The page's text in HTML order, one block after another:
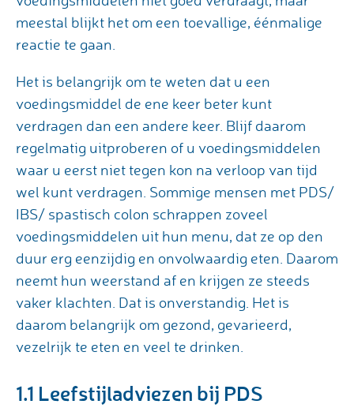
meestal blijkt het om een toevallige, éénmalige
reactie te gaan.
Het is belangrijk om te weten dat u een
voedingsmiddel de ene keer beter kunt
verdragen dan een andere keer. Blijf daarom
regelmatig uitproberen of u voedingsmiddelen
waar u eerst niet tegen kon na verloop van tijd
wel kunt verdragen. Sommige mensen met PDS/
IBS/ spastisch colon schrappen zoveel
voedingsmiddelen uit hun menu, dat ze op den
duur erg eenzijdig en onvolwaardig eten. Daarom
neemt hun weerstand af en krijgen ze steeds
vaker klachten. Dat is onverstandig. Het is
daarom belangrijk om gezond, gevarieerd,
vezelrijk te eten en veel te drinken.
1.1 Leefstijladviezen bij PDS